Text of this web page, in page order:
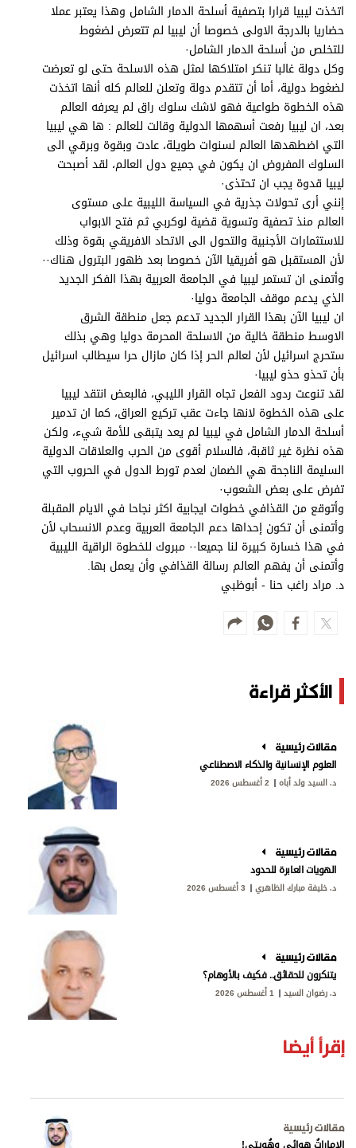
قصة صورة
كاريكتير
برامج
عدد اليوم
مواقيت الصلاة
الأحوال الجوية
اتخذت ليبيا قرارا بتصفية أسلحة الدمار الشامل وهذا يعتبر عملا
حضاريا بالدرجة الاولى خصوصا أن ليبيا لم تتعرض لضغوط
للتخلص من أسلحة الدمار الشامل·
وكل دولة غالبا تنكر امتلاكها لمثل هذه الاسلحة حتى لو تعرضت
لضغوط دولية، أما أن تتقدم دولة وتعلن للعالم كله أنها اتخذت
هذه الخطوة طواعية فهو لاشك سلوك راق لم يعرفه العالم
بعد، ان ليبيا رفعت أسهمها الدولية وقالت للعالم : ها هي ليبيا
التي اضطهدها العالم لسنوات طويلة، عادت وبقوة وبرقي الى
السلوك المفروض ان يكون في جميع دول العالم، لقد أصبحت
ليبيا قدوة يجب ان تحتذى·
إنني أرى تحولات جذرية في السياسة الليبية على مستوى
العالم منذ تصفية وتسوية قضية لوكربي ثم فتح الابواب
للاستثمارات الأجنبية والتحول الى الاتحاد الافريقي بقوة وذلك
لأن المستقبل هو أفريقيا الآن خصوصا بعد ظهور البترول هناك··
وأتمنى ان تستمر ليبيا في الجامعة العربية بهذا الفكر الجديد
الذي يدعم موقف الجامعة دوليا·
ان ليبيا الآن بهذا القرار الجديد تدعم جعل منطقة الشرق
الاوسط منطقة خالية من الاسلحة المحرمة دوليا وهي بذلك
ستحرج اسرائيل لأن لعالم الحر إذا كان مازال حرا سيطالب اسرائيل
بأن تحذو حذو ليبيا·
لقد تنوعت ردود الفعل تجاه القرار الليبي، فالبعض انتقد ليبيا
على هذه الخطوة لانها جاءت عقب تركيع العراق، كما ان تدمير
أسلحة الدمار الشامل في ليبيا لم يعد يتبقى للأمة شيء، ولكن
هذه نظرة غير ثاقبة، فالسلام أقوى من الحرب والعلاقات الدولية
السليمة الناجحة هي الضمان لعدم تورط الدول في الحروب التي
تفرض على بعض الشعوب·
وأتوقع من القذافي خطوات ايجابية اكثر نجاحا في الايام المقبلة
وأتمنى أن تكون إحداها دعم الجامعة العربية وعدم الانسحاب لأن
في هذا خسارة كبيرة لنا جميعا·· مبروك للخطوة الراقية الليبية
وأتمنى أن يفهم العالم رسالة القذافي وأن يعمل بها.
د. مراد راغب حنا - أبوظبي
الأكثر قراءة
مقالات رئيسية
العلوم الإنسانية والذكاء الاصطناعي
د. السيد ولد أباه 2 أغسطس 2026
مقالات رئيسية
الهويات العابرة للحدود
د. خليفة مبارك الظاهري 3 أغسطس 2026
مقالات رئيسية
يتنكرون للحقائق.. فكيف بالأوهام؟
د. رضوان السيد 1 أغسطس 2026
إقرأ أيضا
مقالات رئيسية